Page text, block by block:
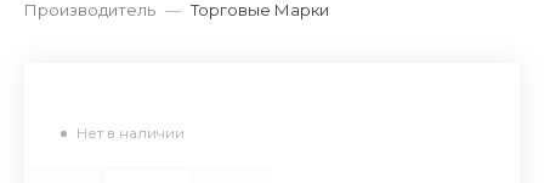
Производитель — Торговые Марки
Нет в наличии